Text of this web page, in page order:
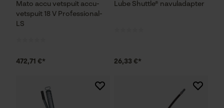
Mato accu vetspuit accu-
vetspuit 18 V Professional-
LS
472,71 €*
Lube Shuttle® navuladapter
26,33 €*